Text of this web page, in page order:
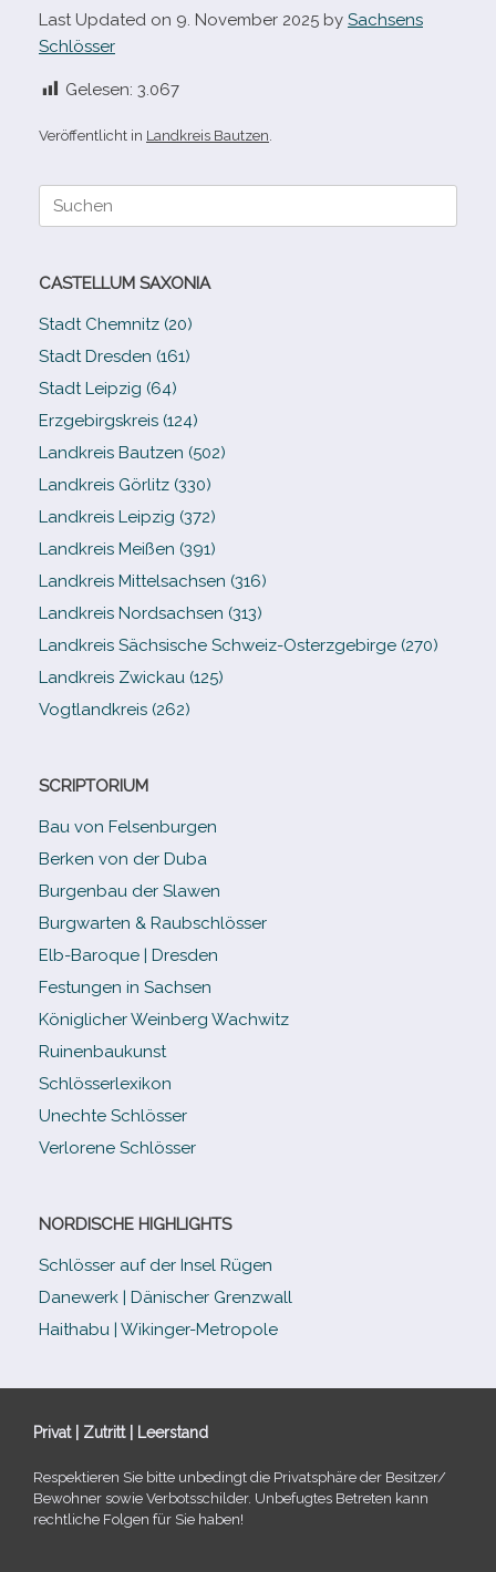
Last Updated on 9. November 2025 by Sachsens
Schlösser
Gelesen: 3.067
Veröffentlicht in Landkreis Bautzen
Suche
CASTELLUM SAXONIA
Stadt Chemnitz (20)
Stadt Dresden (161)
Stadt Leipzig (64)
Erzgebirgskreis (124)
Landkreis Bautzen (502)
Landkreis Görlitz (330)
Landkreis Leipzig (372)
Landkreis Meißen (391)
Landkreis Mittelsachsen (316)
Landkreis Nordsachsen (313)
Landkreis Sächsische Schweiz-​Osterzgebirge (270)
Landkreis Zwickau (125)
Vogtlandkreis (262)
SCRIPTORIUM
Bau von Felsenburgen
Berken von der Duba
Burgenbau der Slawen
Burgwarten & Raubschlösser
Elb-​Baroque | Dresden
Festungen in Sachsen
Königlicher Weinberg Wachwitz
Ruinenbaukunst
Schlösserlexikon
Unechte Schlösser
Verlorene Schlösser
NORDISCHE HIGHLIGHTS
Schlösser auf der Insel Rügen
Danewerk | Dänischer Grenzwall
Haithabu | Wikinger-Metropole
Privat | Zutritt | Leerstand
Respektieren Sie bitte unbe­dingt die Privatsphäre der Besitzer/​
Bewohner sowie Verbotsschilder. Unbefugtes Betreten kann
recht­li­che Folgen für Sie haben!